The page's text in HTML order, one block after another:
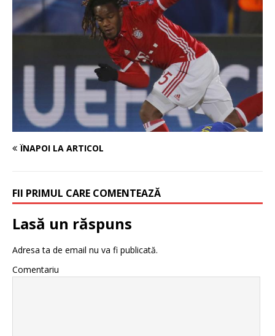
ÎNAPOI LA ARTICOL
FII PRIMUL CARE COMENTEAZĂ
Lasă un răspuns
Adresa ta de email nu va fi publicată.
Comentariu